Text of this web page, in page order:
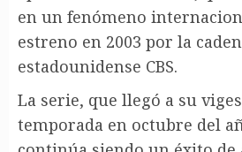
en un fenómeno
estreno en 2003 por la
estadounidense CBS.
La serie, que llegó a su
temporada en octubre del